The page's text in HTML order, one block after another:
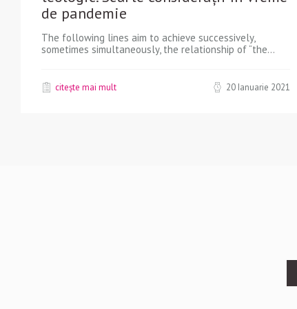
de pandemie
The following lines aim to achieve successively,
sometimes simultaneously, the relationship of “the...
citește mai mult 20 Ianuarie 2021